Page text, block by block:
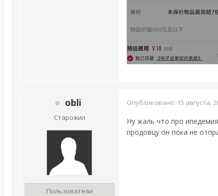
obli
Старожил
Пользователи
Опубликовано: 15 августа,
Ну жаль что про
продовцу он пока не